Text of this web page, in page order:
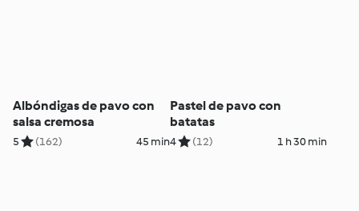
Albóndigas de pavo con
salsa cremosa
5 (162) 45 min
Pastel de pavo con
batatas
4 (12) 1 h 30 min